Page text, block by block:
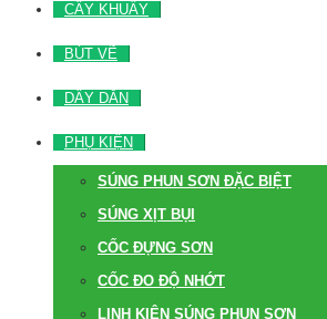
CÂY KHUẤY
BÚT VẼ
DÂY DẪN
PHỤ KIỆN
SÚNG PHUN SƠN ĐẶC BIỆT
SÚNG XỊT BỤI
CỐC ĐỰNG SƠN
CỐC ĐO ĐỘ NHỚT
LINH KIỆN SÚNG PHUN SƠN